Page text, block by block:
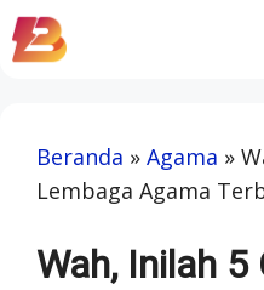
Skip
to
Beranda » Agama »
Lembaga Agama
Wah, Inilah 5